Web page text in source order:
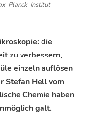
Planck-Institut
die
zu verbessern,
einzeln auflösen
Stefan Hell vom
Chemie haben
galt.